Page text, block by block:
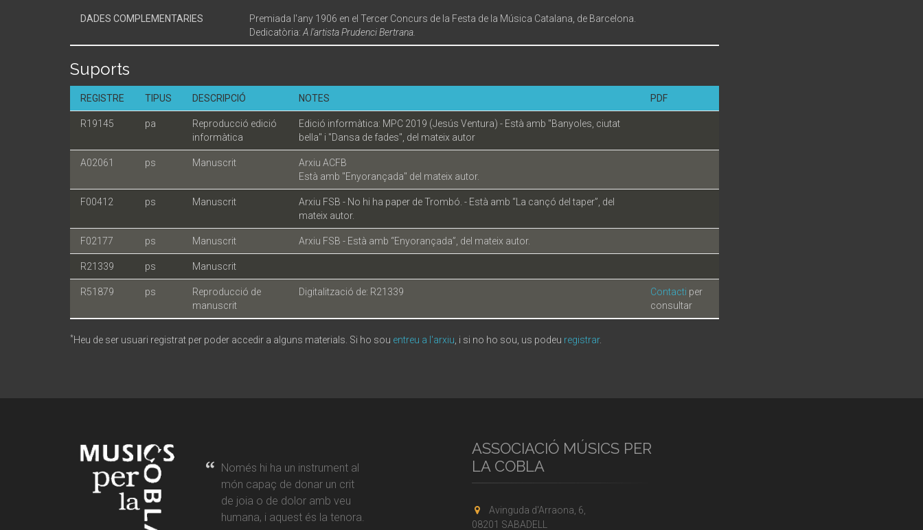
DADES COMPLEMENTARIES
Premiada l'any 1906 en el Tercer Concurs de la Festa de la Música Catalana, de Barcelona.
Dedicatòria: A l'artista Prudenci Bertrana.
Suports
REGISTRE TIPUS DESCRIPCIÓ NOTES PDF
R19145 pa
Reproducció edició
informàtica
Edició informàtica: MPC 2019 (Jesús Ventura) - Està amb "Banyoles, ciutat
bella" i "Dansa de fades", del mateix autor
A02061 ps Manuscrit
Arxiu ACFB
Està amb "Enyorançada" del mateix autor.
F00412 ps Manuscrit
Arxiu FSB - No hi ha paper de Trombó. - Està amb “La cançó del taper”, del
mateix autor.
F02177 ps Manuscrit Arxiu FSB - Està amb “Enyorançada”, del mateix autor.
R21339 ps Manuscrit
R51879 ps
Reproducció de
manuscrit
Digitalització de: R21339 Contacti per
consultar
*Heu de ser usuari registrat per poder accedir a alguns materials. Si ho sou entreu a l'arxiu , i si no ho sou, us podeu registrar.
Només hi ha un instrument al
món capaç de donar un crit
de joia o de dolor amb veu
humana, i aquest és la tenora.
ASSOCIACIÓ MÚSICS PER
LA COBLA
Avinguda d'Arraona, 6,
08201 SABADELL